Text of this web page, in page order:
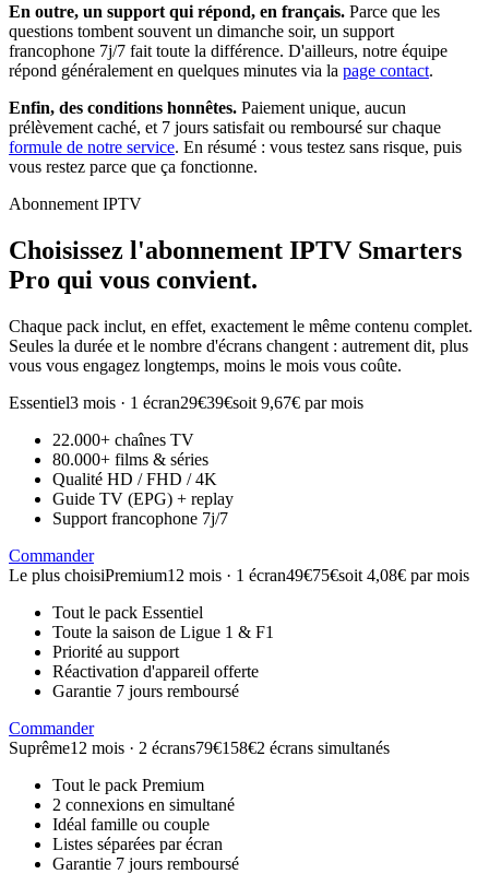
En outre, un support qui répond, en français. Parce que les
questions tombent souvent un dimanche soir, un support
francophone 7j/7 fait toute la différence. D'ailleurs, notre équipe
répond généralement en quelques minutes via la page contact.
Enfin, des conditions honnêtes. Paiement unique, aucun
prélèvement caché, et 7 jours satisfait ou remboursé sur chaque
formule de notre service. En résumé : vous testez sans risque, puis
vous restez parce que ça fonctionne.
Abonnement IPTV
Choisissez l'abonnement IPTV Smarters
Pro qui vous convient.
Chaque pack inclut, en effet, exactement le même contenu complet.
Seules la durée et le nombre d'écrans changent : autrement dit, plus
vous vous engagez longtemps, moins le mois vous coûte.
Essentiel3 mois · 1 écran29€39€soit 9,67€ par mois
22.000+ chaînes TV
80.000+ films & séries
Qualité HD / FHD / 4K
Guide TV (EPG) + replay
Support francophone 7j/7
Commander
Le plus choisiPremium12 mois · 1 écran49€75€soit 4,08€ par mois
Tout le pack Essentiel
Toute la saison de Ligue 1 & F1
Priorité au support
Réactivation d'appareil offerte
Garantie 7 jours remboursé
Commander
Suprême12 mois · 2 écrans79€158€2 écrans simultanés
Tout le pack Premium
2 connexions en simultané
Idéal famille ou couple
Listes séparées par écran
Garantie 7 jours remboursé